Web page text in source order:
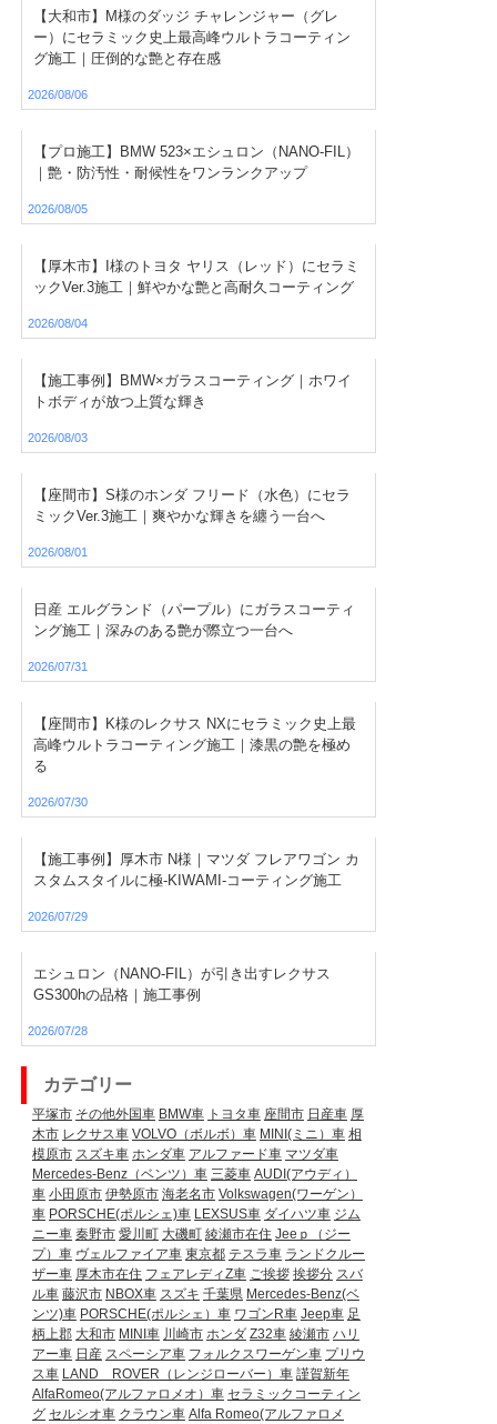
【大和市】M様のダッジ チャレンジャー（グレ
ー）にセラミック史上最高峰ウルトラコーティン
グ施工｜圧倒的な艶と存在感
2026/08/06
【プロ施工】BMW 523×エシュロン（NANO-FIL）
｜艶・防汚性・耐候性をワンランクアップ
2026/08/05
【厚木市】I様のトヨタ ヤリス（レッド）にセラミ
ックVer.3施工｜鮮やかな艶と高耐久コーティング
2026/08/04
【施工事例】BMW×ガラスコーティング｜ホワイ
トボディが放つ上質な輝き
2026/08/03
【座間市】S様のホンダ フリード（水色）にセラ
ミックVer.3施工｜爽やかな輝きを纏う一台へ
2026/08/01
日産 エルグランド（パープル）にガラスコーティ
ング施工｜深みのある艶が際立つ一台へ
2026/07/31
【座間市】K様のレクサス NXにセラミック史上最
高峰ウルトラコーティング施工｜漆黒の艶を極め
る
2026/07/30
【施工事例】厚木市 N様｜マツダ フレアワゴン カ
スタムスタイルに極-KIWAMI-コーティング施工
2026/07/29
エシュロン（NANO-FIL）が引き出すレクサス
GS300hの品格｜施工事例
2026/07/28
カテゴリー
平塚市 その他外国車 BMW車 トヨタ車 座間市 日産車 厚
木市 レクサス車 VOLVO（ボルボ）車 MINI(ミニ）車 相
模原市 スズキ車 ホンダ車 アルファード車 マツダ車
Mercedes-Benz（ベンツ）車 三菱車 AUDI(アウディ）
車 小田原市 伊勢原市 海老名市 Volkswagen(ワーゲン）
車 PORSCHE(ポルシェ)車 LEXSUS車 ダイハツ車 ジム
ニー車 秦野市 愛川町 大磯町 綾瀬市在住 Jeeｐ（ジー
プ）車 ヴェルファイア車 東京都 テスラ車 ランドクルー
ザー車 厚木市在住 フェアレディZ車 ご挨拶 挨拶分 スバ
ル車 藤沢市 NBOX車 スズキ 千葉県 Mercedes-Benz(ベ
ンツ)車 PORSCHE(ポルシェ）車 ワゴンR車 Jeep車 足
柄上郡 大和市 MINI車 川崎市 ホンダ Z32車 綾瀬市 ハリ
アー車 日産 スペーシア車 フォルクスワーゲン車 プリウ
ス車 LAND ROVER（レンジローバー）車 謹賀新年
AlfaRomeo(アルファロメオ）車 セラミックコーティン
グ セルシオ車 クラウン車 Alfa Romeo(アルファロメ